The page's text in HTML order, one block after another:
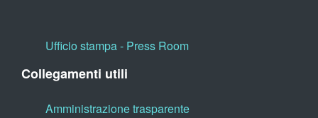
Ufficio stampa - Press Room
Collegamenti utili
Amministrazione trasparente